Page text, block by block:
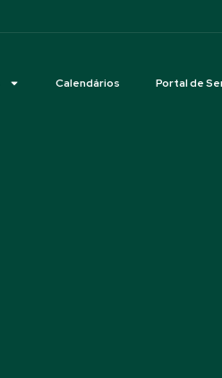
Calendários Portal de